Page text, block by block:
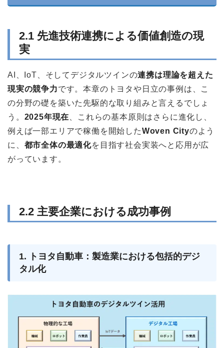
2.1 先進技術連携による価値創造の現
実
AI、IoT、そしてデジタルツインの連携は理論を超えた
現実の競争力です。本章のトヨタや日立の事例は、こ
の分野の礎を築いた先駆的な取り組みと言えるでしょ
う。 2025年現在 、これらの基本原則はさらに進化し、
例えば一部エリアで稼働を開始したWoven Cityのよう
に、 都市全体の最適化を目指す社会実装へと応用が広
がっています。
2.2 主要企業における成功事例
1. トヨタ自動車：製造業における包括的デジ
タル化